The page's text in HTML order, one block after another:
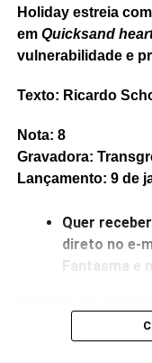
Holiday estreia
em Quicksand
vulnerabilidade e
Texto: Ricardo
Nota: 8
Gravadora:
Lançamento: 9 de
Quer
direto no e-
Fantasma e
falar de
ou de perdas – e